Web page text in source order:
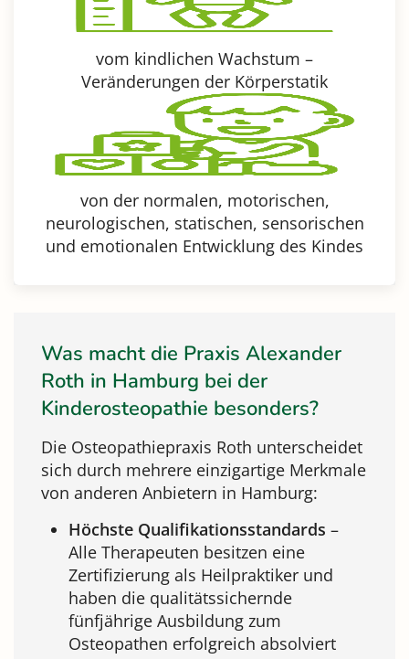
vom kindlichen Wachstum –
Veränderungen der Körperstatik
von der normalen, motorischen,
neurologischen, statischen, sensorischen
und emotionalen Entwicklung des Kindes
Was macht die Praxis Alexander
Roth in Hamburg bei der
Kinderosteopathie besonders?
Die Osteopathiepraxis Roth unterscheidet
sich durch mehrere einzigartige Merkmale
von anderen Anbietern in Hamburg:
Höchste Qualifikationsstandards –
Alle Therapeuten besitzen eine
Zertifizierung als Heilpraktiker und
haben die qualitätssichernde
fünfjährige Ausbildung zum
Osteopathen erfolgreich absolviert